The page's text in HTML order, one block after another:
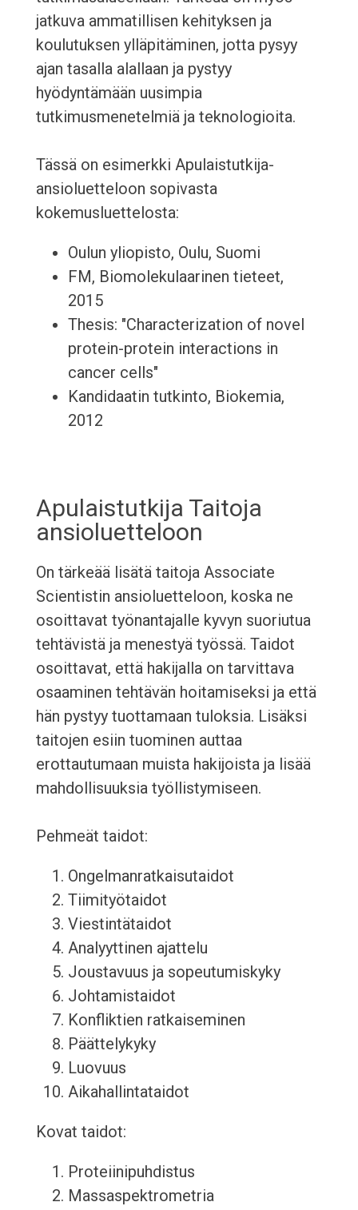
jatkuva ammatillisen kehityksen ja
koulutuksen ylläpitäminen, jotta pysyy
ajan tasalla alallaan ja pystyy
hyödyntämään uusimpia
tutkimusmenetelmiä ja teknologioita.
Tässä on esimerkki Apulaistutkija-
ansioluetteloon sopivasta
kokemusluettelosta:
Oulun yliopisto, Oulu, Suomi
FM, Biomolekulaarinen tieteet,
2015
Thesis: "Characterization of novel
protein-protein interactions in
cancer cells"
Kandidaatin tutkinto, Biokemia,
2012
Apulaistutkija Taitoja
ansioluetteloon
On tärkeää lisätä taitoja Associate
Scientistin ansioluetteloon, koska ne
osoittavat työnantajalle kyvyn suoriutua
tehtävistä ja menestyä työssä. Taidot
osoittavat, että hakijalla on tarvittava
osaaminen tehtävän hoitamiseksi ja että
hän pystyy tuottamaan tuloksia. Lisäksi
taitojen esiin tuominen auttaa
erottautumaan muista hakijoista ja lisää
mahdollisuuksia työllistymiseen.
Pehmeät taidot:
Ongelmanratkaisutaidot
Tiimityötaidot
Viestintätaidot
Analyyttinen ajattelu
Joustavuus ja sopeutumiskyky
Johtamistaidot
Konfliktien ratkaiseminen
Päättelykyky
Luovuus
Aikahallintataidot
Kovat taidot:
Proteiinipuhdistus
Massaspektrometria